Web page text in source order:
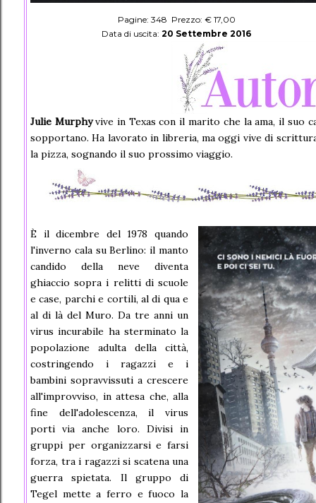
Pagine: 348 Prezzo: € 17,00
Data di uscita: 20 Settembre 2016
Julie Murphyvive in Texas con il marito che la ama, il suo
sopportano. Ha lavorato in libreria, ma oggi vive di
la pizza, sognando il suo prossimo viaggio.
È il dicembre del 1978 quando
l'inverno cala su Berlino: il manto
candido della neve diventa
ghiaccio sopra i relitti di scuole
e case, parchi e cortili, al di qua e
al di là del Muro. Da tre anni un
virus incurabile ha sterminato la
popolazione adulta della città,
costringendo i ragazzi e i
bambini sopravvissuti a crescere
all'improvviso, in attesa che, alla
fine dell'adolescenza, il virus
porti via anche loro. Divisi in
gruppi per organizzarsi e farsi
forza, tra i ragazzi si scatena una
guerra spietata. Il gruppo di
Tegel mette a ferro e fuoco la